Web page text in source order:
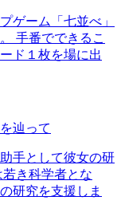
ゲーム「七並べ」
手番でできるこ
ド１枚を場に出
辿って
手として彼女の研
き科学者とな
研究を支援しま